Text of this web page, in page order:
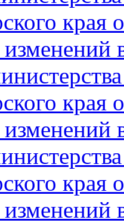
изменений
изменений
изменений